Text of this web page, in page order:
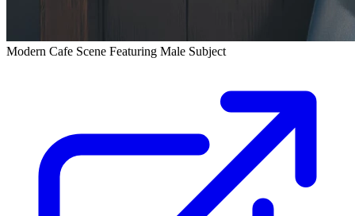
Modern Cafe Scene Featuring Male Subject